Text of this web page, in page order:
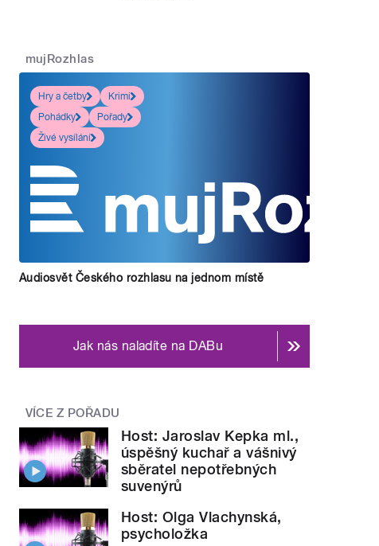
mujRozhlas
Hry a četby
Krimi
Pohádky
Pořady
Živé vysílání
Audiosvět Českého rozhlasu na jednom místě
Jak nás naladíte na DABu
VÍCE Z POŘADU
Host: Jaroslav Kepka ml.,
úspěšný kuchař a vášnivý
sběratel nepotřebných
suvenýrů
Host: Olga Vlachynská,
psycholožka